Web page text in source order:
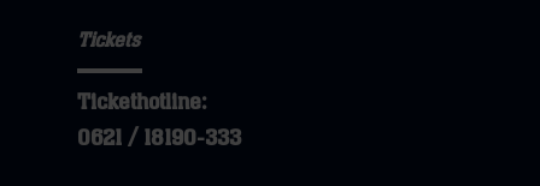
Tickets
Tickethotline:
0621 / 18190-333